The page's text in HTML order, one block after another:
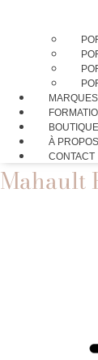
BOUTIQUE
À PROPOS
CONTACT
Mahault